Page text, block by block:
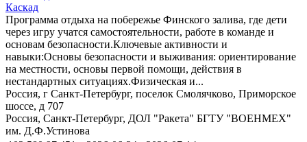
Каскад
Программа отдыха на побережье Финского залива, где дети
через игру учатся самостоятельности, работе в команде и
основам безопасности.Ключевые активности и
навыки:Основы безопасности и выживания: ориентирование
на местности, основы первой помощи, действия в
нестандартных ситуациях.Физическая и...
Россия, г Санкт-Петербург, поселок Смолячково, Приморское
шоссе, д 707
Россия, Санкт-Петербург, ДОЛ "Ракета" БГТУ "ВОЕНМЕХ"
им. Д.Ф.Устинова